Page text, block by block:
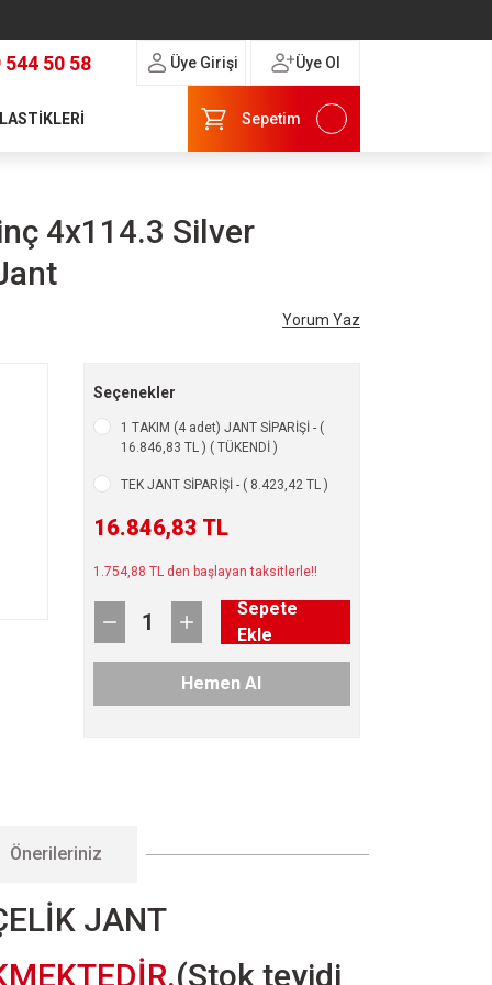
544 50 58 Üye Girişi Üye Ol
Sepetim
4x114.3 Silver
Yorum Yaz
Seçenekler
1 TAKIM (4 adet) JANT SİPARİŞİ - (
16.846,83 TL ) ( TÜKENDİ )
TEK JANT SİPARİŞİ - ( 8.423,42 TL )
16.846,83 TL
1.754,88 TL den başlayan taksitlerle!!
Sepete
Ekle
Hemen Al
Önerileriniz
JANT
(Stok teyidi